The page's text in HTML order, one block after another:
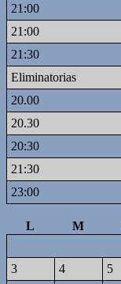
21:00
21:00
21:30
Eliminatorias
20.00
20.30
20:30
21:30
23:00
L
M
3
4 5